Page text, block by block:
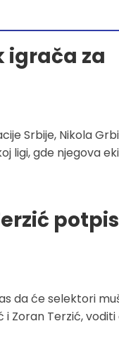
igrača za
Srbije, Nikola
ligi, gde njegova
da će selektori
Zoran Terzić,